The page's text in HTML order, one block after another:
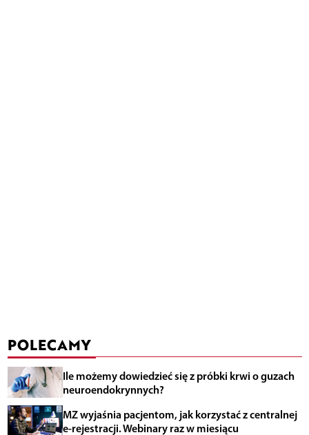
POLECAMY
Ile możemy dowiedzieć się z próbki krwi o guzach
neuroendokrynnych?
MZ wyjaśnia pacjentom, jak korzystać z centralnej
e-rejestracji. Webinary raz w miesiącu